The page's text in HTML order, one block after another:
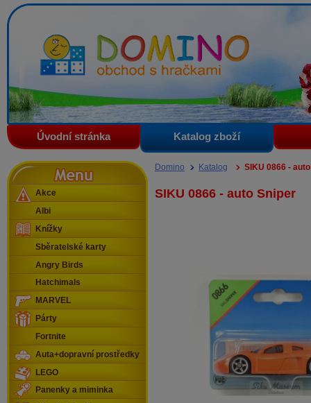
Domino - obchod s hračkami
Úvodní stránka Katalog zboží
Domino Katalog SIKU 0866 -
SIKU 0866 - auto Sniper
Menu
Akce
Albi
Knížky
Sběratelské karty
Angry Birds
Hatchimals
MARVEL
Párty
Fortnite
Auta+dopravní prostředky
LEGO
Panenky a miminka